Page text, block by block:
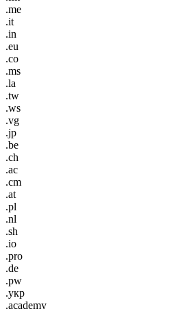
.me
.it
.in
.eu
.co
.ms
.la
.tw
.ws
.vg
.jp
.be
.ch
.ac
.cm
.at
.pl
.nl
.sh
.io
.pro
.de
.pw
.укр
.academy